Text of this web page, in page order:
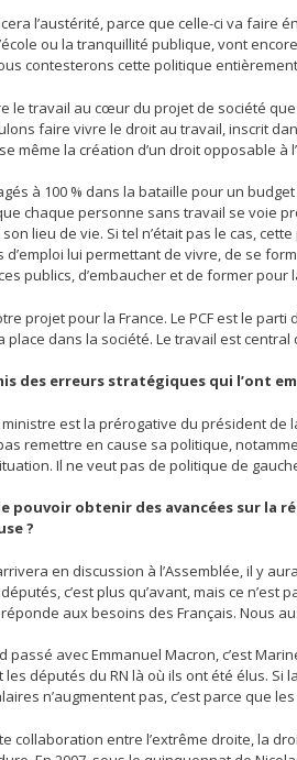
l’austérité, parce que celle-ci va faire
ou la tranquillité publique, vont
contesterons cette politique
le travail au cœur du projet de société
faire vivre le droit au travail, inscrit
même la création d’un droit opposable à
à 100 % dans la bataille pour un
chaque personne sans travail se voie
lieu de vie. Si tel n’était pas le cas,
d’emploi lui permettant de vivre, de se
publics, d’embaucher et de former pour
projet pour la France. Le PCF est le
dans la société. Le travail est central
des erreurs stratégiques qui l’ont
est la prérogative du président de
remettre en cause sa politique,
Il ne veut pas de politique de
pouvoir obtenir des avancées sur la
?
en discussion à l’Assemblée, il y
c’est plus qu’avant, mais ce
aux besoins des Français. Nous
passé avec Emmanuel Macron, c’est
députés du RN là où ils ont été élus. Si
n’augmentent pas, c’est parce que
collaboration entre l’extrême droite, la